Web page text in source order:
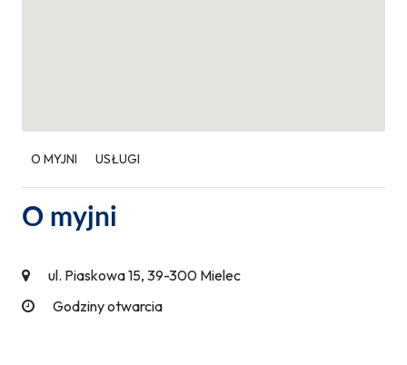
O MYJNI USŁUGI
O myjni
ul. Piaskowa 15, 39-300 Mielec
Godziny otwarcia